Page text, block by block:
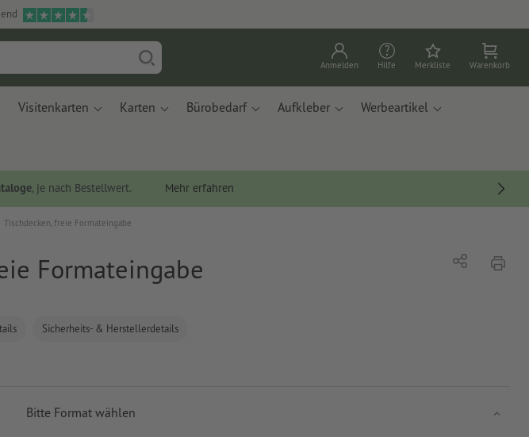
Anmelden Hilfe Merkliste Warenkorb
Visitenkarten Karten Bürobedarf Aufkleber Werbeartikel
, je nach Bestellwert. Mehr erfahren
Tischdecken, freie Formateingabe
Formateingabe
Sicherheits- & Herstellerdetails
Teilen
Bitte Format wählen